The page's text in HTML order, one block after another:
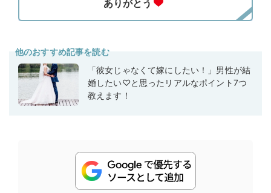
他のおすすめ記事を読む
「彼女じゃなくて嫁にしたい！」男性が結
婚したい♡と思ったリアルなポイント7つ
教えます！